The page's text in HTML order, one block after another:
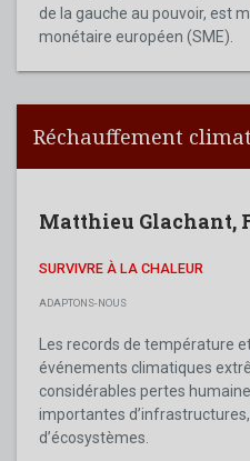
de la gauche au pouvoir, est
monétaire européen (SME).
Réchauffement
Matthieu Glachant,
SURVIVRE À LA CHALEUR
ADAPTONS-NOUS
Les records de température
événements climatiques
considérables pertes
importantes
d’écosystèmes.